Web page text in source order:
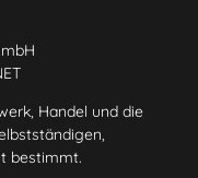
Handel und die
bestimmt.